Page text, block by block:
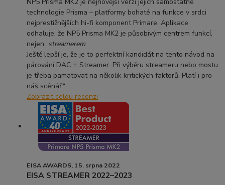
technologie Prisma – platformy bohaté na funkce v srdci
nejprestižnějších hi-fi komponent Primare. Aplikace
odhaluje, že NP5 Prisma MK2 je působivým centrem funkcí,
nejen streamerem .
Ještě lepší je, že je to perfektní kandidát na tento návod na
párování DAC + Streamer. Při výběru streameru nebo mostu
je třeba pamatovat na několik kritických faktorů. Platí i pro
náš scénář.“
Zobrazit celou recenzi
EISA AWARDS, 15. srpna 2022
EISA STREAMER 2022–2023